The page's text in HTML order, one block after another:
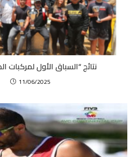
نتائج “السباق الأول لمركبات
11/06/2025